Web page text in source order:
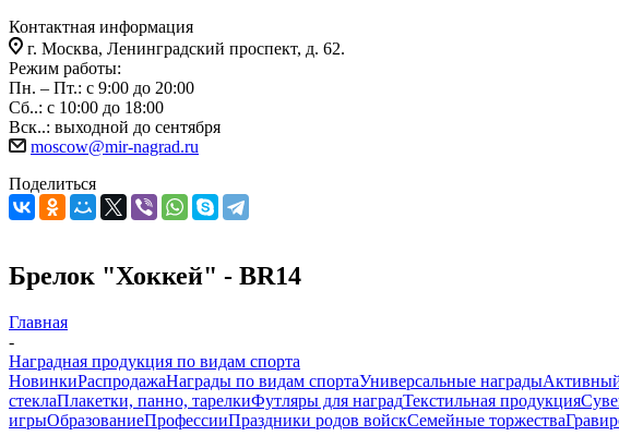
Контактная информация
г. Москва, Ленинградский проспект, д. 62.
Режим работы:
Пн. – Пт.: с 9:00 до 20:00
Сб..: с 10:00 до 18:00
Вск..: выходной до сентября
moscow@mir-nagrad.ru
Поделиться
Брелок "Хоккей" - BR14
Главная
-
Наградная продукция по видам спорта
НовинкиРаспродажаНаграды по видам спортаУниверсальные награды
стеклаПлакетки, панно, тарелкиФутляры для наградТекстильная продукция
игрыОбразованиеПрофессииПраздники родов войскСемейные торжества